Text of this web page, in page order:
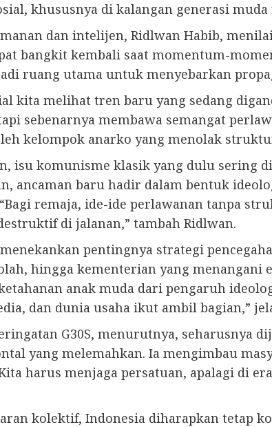
khususnya di kalangan generasi
dan intelijen, Ridlwan Habib,
bangkit kembali saat momentum-
ruang utama untuk menyebarkan
kita melihat tren baru yang sedang
sebenarnya membawa semangat
kelompok anarko yang menolak
isu komunisme klasik yang dulu sering
ancaman baru hadir dalam bentuk
remaja, ide-ide perlawanan tanpa
di jalanan,” tambah Ridlwan.
pentingnya strategi
hingga kementerian yang
anak muda dari pengaruh
dan dunia usaha ikut ambil bagian,”
G30S, menurutnya, seharusnya
yang melemahkan. Ia mengimbau
harus menjaga persatuan, apalagi di
kolektif, Indonesia diharapkan tetap